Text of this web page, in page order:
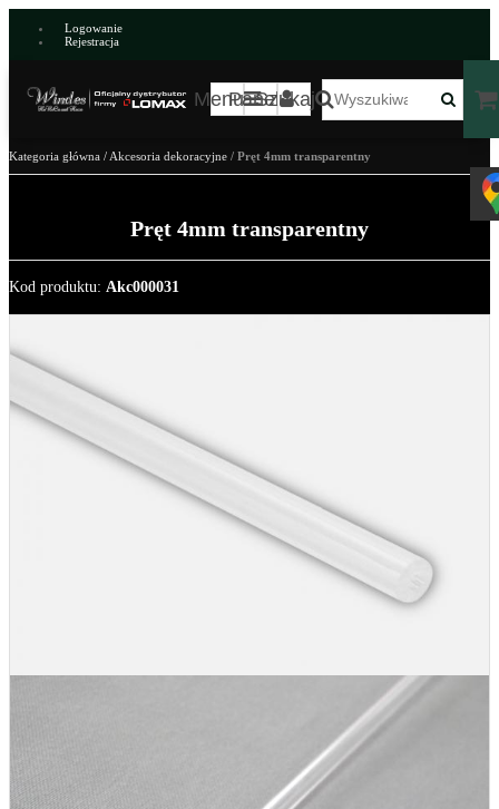
Logowanie
Rejestracja
MenuPanelSzukaj
Kategoria główna / Akcesoria dekoracyjne / Pręt 4mm transparentny
Pręt 4mm transparentny
Kod produktu: Akc000031